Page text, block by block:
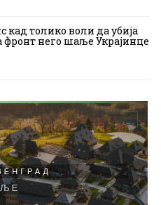
кад толико воли да убија
фронт него шаље Украјинце